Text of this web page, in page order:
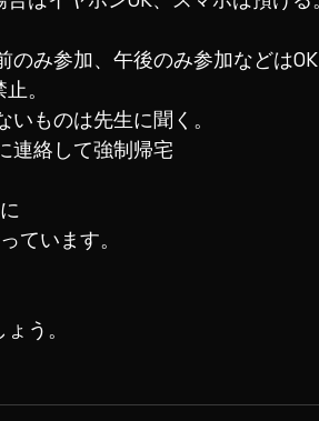
み参加、午後のみ参加などは
。
ものは先生に聞く。
連絡して強制帰宅
ています。
う。